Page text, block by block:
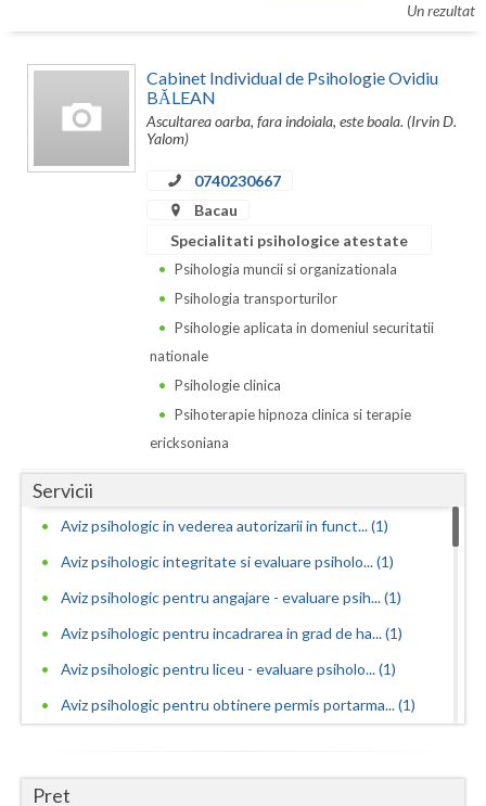
Calarasi
Caras-Severin
Harghita
Iasi
Ilfov
Maramures
Mures
Un rezultat
Cabinet Individual de Psihologie Ovidiu
BĂLEAN
Ascultarea oarba, fara indoiala, este boala. (Irvin D.
Yalom)
0740230667
Bacau
Specialitati psihologice atestate
Psihologia muncii si organizationala
Psihologia transporturilor
Psihologie aplicata in domeniul securitatii
nationale
Psihologie clinica
Psihoterapie hipnoza clinica si terapie
ericksoniana
Servicii
Aviz psihologic in vederea autorizarii in funct... (1)
Aviz psihologic integritate si evaluare psiholo... (1)
Aviz psihologic pentru angajare - evaluare psih... (1)
Aviz psihologic pentru incadrarea in grad de ha... (1)
Aviz psihologic pentru liceu - evaluare psiholo... (1)
Aviz psihologic pentru obtinere permis portarma... (1)
Aviz psihologic pentru ocuparea functiilor publ... (1)
Pret